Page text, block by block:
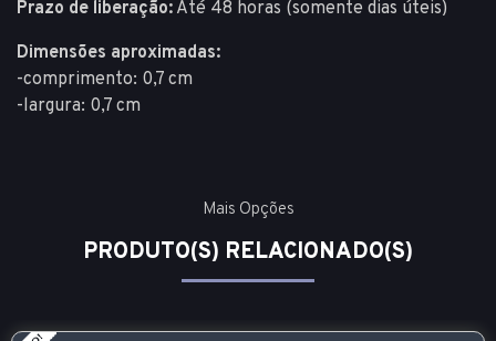
Prazo de liberação: Até 48 horas (somente dias úteis)
Dimensões aproximadas:
-comprimento: 0,7 cm
-largura: 0,7 cm
Mais Opções
PRODUTO(S) RELACIONADO(S)